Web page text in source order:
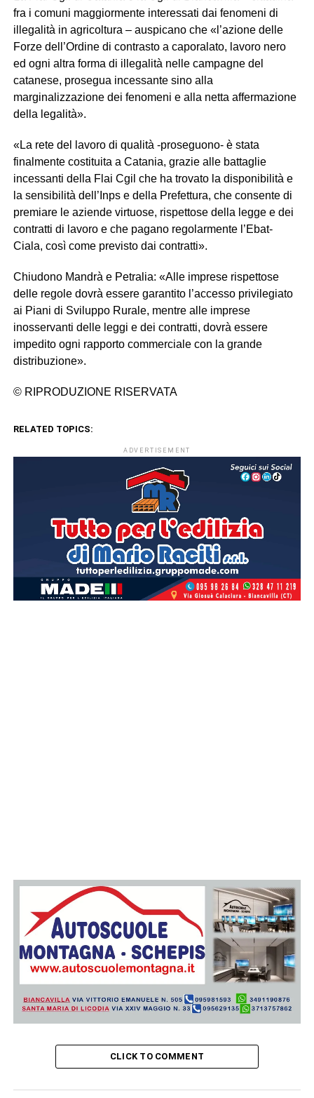
fra i comuni maggiormente interessati dai fenomeni di
illegalità in agricoltura – auspicano che «l’azione delle
Forze dell’Ordine di contrasto a caporalato, lavoro nero
ed ogni altra forma di illegalità nelle campagne del
catanese, prosegua incessante sino alla
marginalizzazione dei fenomeni e alla netta affermazione
della legalità».
«La rete del lavoro di qualità -proseguono- è stata
finalmente costituita a Catania, grazie alle battaglie
incessanti della Flai Cgil che ha trovato la disponibilità e
la sensibilità dell’Inps e della Prefettura, che consente di
premiare le aziende virtuose, rispettose della legge e dei
contratti di lavoro e che pagano regolarmente l’Ebat-
Ciala, così come previsto dai contratti».
Chiudono Mandrà e Petralia: «Alle imprese rispettose
delle regole dovrà essere garantito l’accesso privilegiato
ai Piani di Sviluppo Rurale, mentre alle imprese
inosservanti delle leggi e dei contratti, dovrà essere
impedito ogni rapporto commerciale con la grande
distribuzione».
© RIPRODUZIONE RISERVATA
RELATED TOPICS:
ADVERTISEMENT
CLICK TO COMMENT